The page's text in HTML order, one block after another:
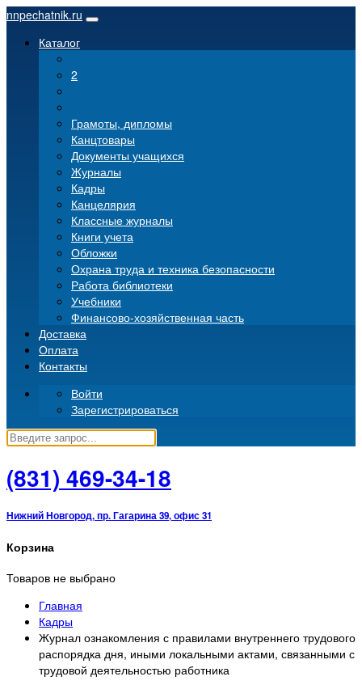
nnpechatnik.ru
Каталог
2
Грамоты, дипломы
Канцтовары
Документы учащихся
Журналы
Кадры
Канцелярия
Классные журналы
Книги учета
Обложки
Охрана труда и техника безопасности
Работа библиотеки
Учебники
Финансово-хозяйственная часть
Доставка
Оплата
Контакты
Войти
Зарегистрироваться
(831) 469-34-18
Нижний Новгород, пр. Гагарина 39, офис 31
Корзина
Товаров не выбрано
Главная
Кадры
Журнал ознакомления с правилами внутреннего трудового
распорядка дня, иными локальными актами, связанными с
трудовой деятельностью работника